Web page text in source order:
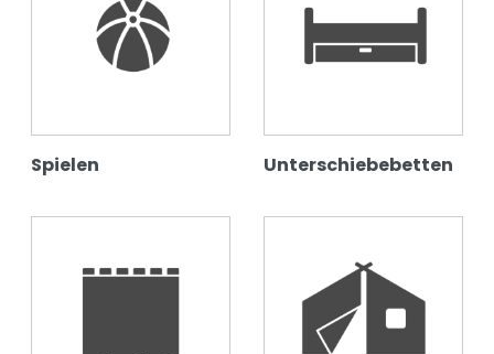
Spielen Unterschiebebetten